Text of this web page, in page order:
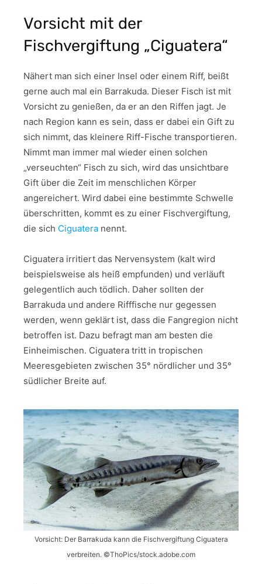
Vorsicht mit der
Fischvergiftung „Ciguatera“
Nähert man sich einer Insel oder einem Riff, beißt
gerne auch mal ein Barrakuda. Dieser Fisch ist mit
Vorsicht zu genießen, da er an den Riffen jagt. Je
nach Region kann es sein, dass er dabei ein Gift zu
sich nimmt, das kleinere Riff-Fische transportieren.
Nimmt man immer mal wieder einen solchen
„verseuchten“ Fisch zu sich, wird das unsichtbare
Gift über die Zeit im menschlichen Körper
angereichert. Wird dabei eine bestimmte Schwelle
überschritten, kommt es zu einer Fischvergiftung,
die sich Ciguatera nennt.
Ciguatera irritiert das Nervensystem (kalt wird
beispielsweise als heiß empfunden) und verläuft
gelegentlich auch tödlich. Daher sollten der
Barrakuda und andere Rifffische nur gegessen
werden, wenn geklärt ist, dass die Fangregion nicht
betroffen ist. Dazu befragt man am besten die
Einheimischen. Ciguatera tritt in tropischen
Meeresgebieten zwischen 35° nördlicher und 35°
südlicher Breite auf.
Vorsicht: Der Barrakuda kann die Fischvergiftung Ciguatera
verbreiten. ©ThoPics/stock.adobe.com